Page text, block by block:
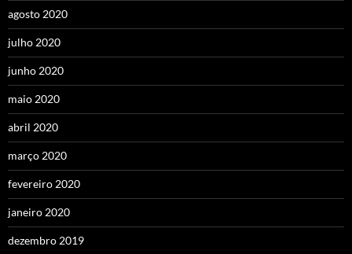
agosto 2020
julho 2020
junho 2020
maio 2020
abril 2020
março 2020
fevereiro 2020
janeiro 2020
dezembro 2019